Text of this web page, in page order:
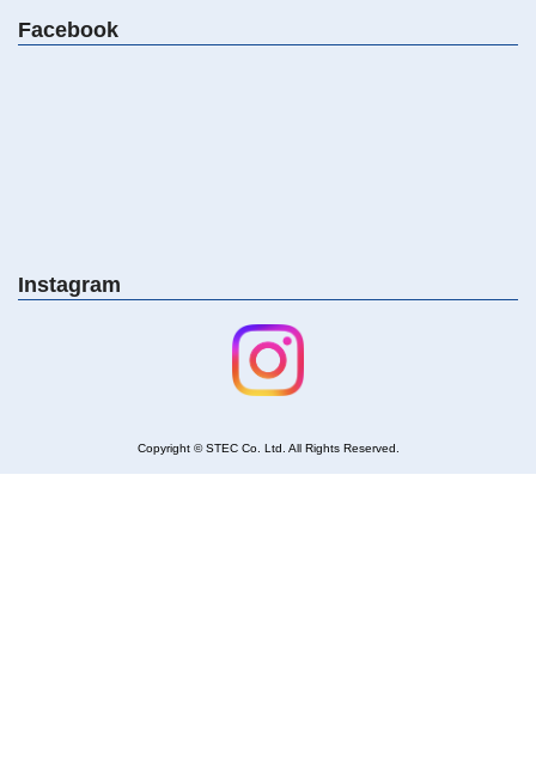
Facebook
Instagram
Copyright © STEC Co. Ltd. All Rights Reserved